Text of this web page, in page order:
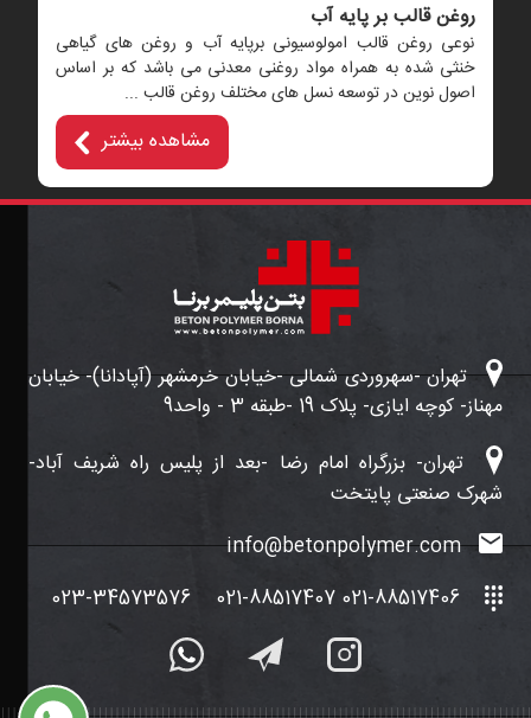
روغن قالب بر پایه آب
نوعی روغن قالب امولوسیونی برپایه آب و روغن های گیاهی
خنثی شده به همراه مواد روغنی معدنی می باشد که بر اساس
اصول نوین در توسعه نسل های مختلف روغن قالب ...
مشاهده بیشتر
تهران -سهروردی شمالی -خیابان خرمشهر (آپادانا)- خیابان
مهناز- کوچه ایازی- پلاک 19 -طبقه 3 - واحد9
تهران- بزرگراه امام رضا -بعد از پلیس راه شریف آباد-
شهرک صنعتی پایتخت
info@betonpolymer.com
021-88517406 021-88517407
023-34573576